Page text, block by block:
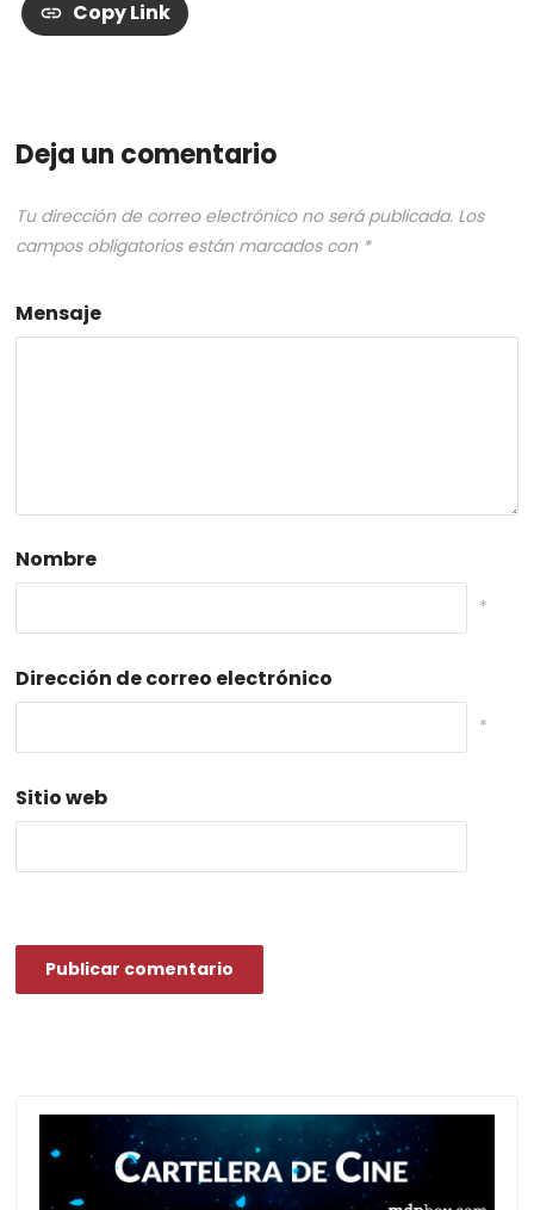
Copy Link
Deja un comentario
Tu dirección de correo electrónico no será publicada. Los
campos obligatorios están marcados con *
Mensaje
Nombre
*
Dirección de correo electrónico
*
Sitio web